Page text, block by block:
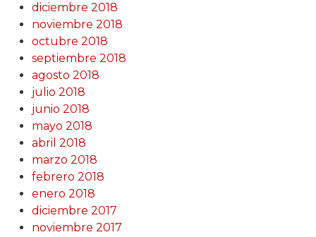
diciembre 2018
noviembre 2018
octubre 2018
septiembre 2018
agosto 2018
julio 2018
junio 2018
mayo 2018
abril 2018
marzo 2018
febrero 2018
enero 2018
diciembre 2017
noviembre 2017